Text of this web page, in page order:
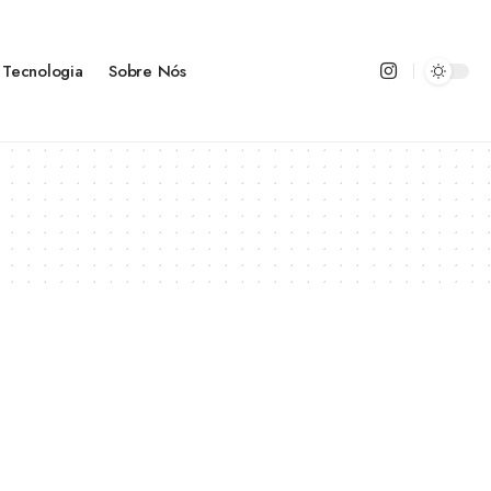
Tecnologia Sobre Nós